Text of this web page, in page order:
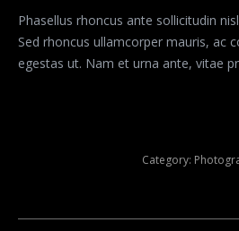
Phasellus rhoncus ante sollicitudin
Sed rhoncus ullamcorper mauris, ac
egestas ut. Nam et urna ante, vitae
Category: